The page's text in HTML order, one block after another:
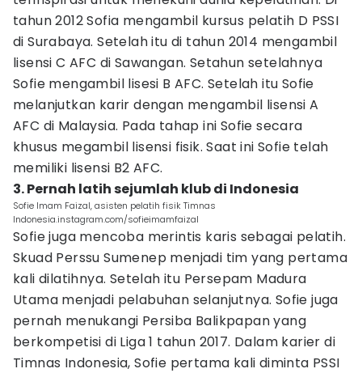
tahun 2012 Sofia mengambil kursus pelatih D PSSI
di Surabaya. Setelah itu di tahun 2014 mengambil
lisensi C AFC di Sawangan. Setahun setelahnya
Sofie mengambil lisesi B AFC. Setelah itu Sofie
melanjutkan karir dengan mengambil lisensi A
AFC di Malaysia. Pada tahap ini Sofie secara
khusus megambil lisensi fisik. Saat ini Sofie telah
memiliki lisensi B2 AFC.
3. Pernah latih sejumlah klub di Indonesia
Sofie Imam Faizal, asisten pelatih fisik Timnas
Indonesia.instagram.com/sofieimamfaizal
Sofie juga mencoba merintis karis sebagai pelatih.
Skuad Perssu Sumenep menjadi tim yang pertama
kali dilatihnya. Setelah itu Persepam Madura
Utama menjadi pelabuhan selanjutnya. Sofie juga
pernah menukangi Persiba Balikpapan yang
berkompetisi di Liga 1 tahun 2017. Dalam karier di
Timnas Indonesia, Sofie pertama kali diminta PSSI